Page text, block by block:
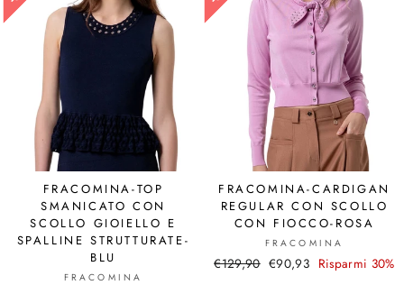
FRACOMINA-TOP
SMANICATO CON
SCOLLO GIOIELLO E
SPALLINE STRUTTURATE-
BLU
FRACOMINA
FRACOMINA-CARDIGAN
REGULAR CON SCOLLO
CON FIOCCO-ROSA
FRACOMINA
Prezzo
€129,90 Prezzo
€90,93 Risparmi 30%